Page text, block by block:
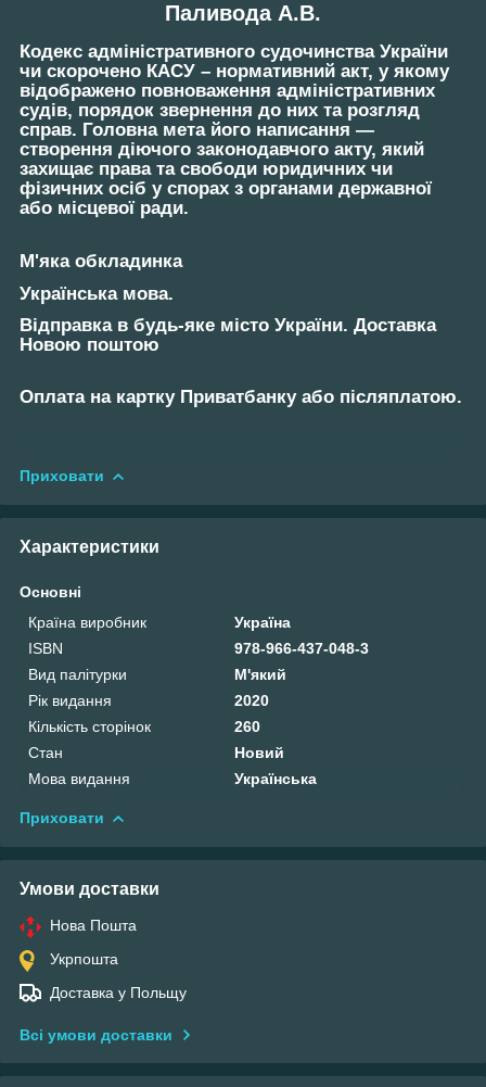
Паливода А.В.
Кодекс адміністративного судочинства України
чи скорочено КАСУ – нормативний акт, у якому
відображено повноваження адміністративних
судів, порядок звернення до них та розгляд
справ. Головна мета його написання —
створення діючого законодавчого акту, який
захищає права та свободи юридичних чи
фізичних осіб у спорах з органами державної
або місцевої ради.
М'яка обкладинка
Українська мова.
Відправка в будь-яке місто України. Доставка
Новою поштою
Оплата на картку Приватбанку або післяплатою.
Приховати
Характеристики
Основні
Країна виробник
Україна
ISBN
978-966-437-048-3
Вид палітурки
М'який
Рік видання
2020
Кількість сторінок
260
Стан
Новий
Мова видання
Українська
Приховати
Умови доставки
Нова Пошта
Укрпошта
Доставка у Польщу
Всі умови доставки